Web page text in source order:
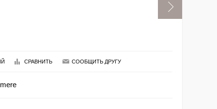
СРАВНИТЬ СООБЩИТЬ ДРУГУ